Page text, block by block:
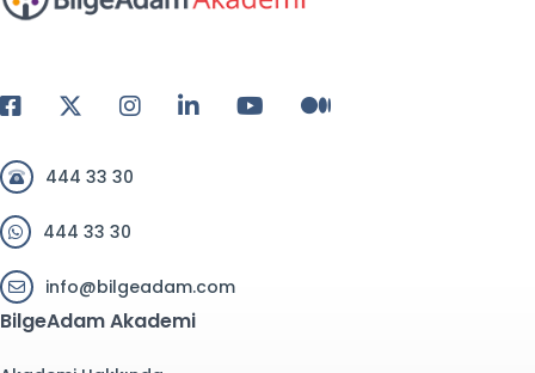
444 33 30
444 33 30
info@bilgeadam.com
BilgeAdam Akademi